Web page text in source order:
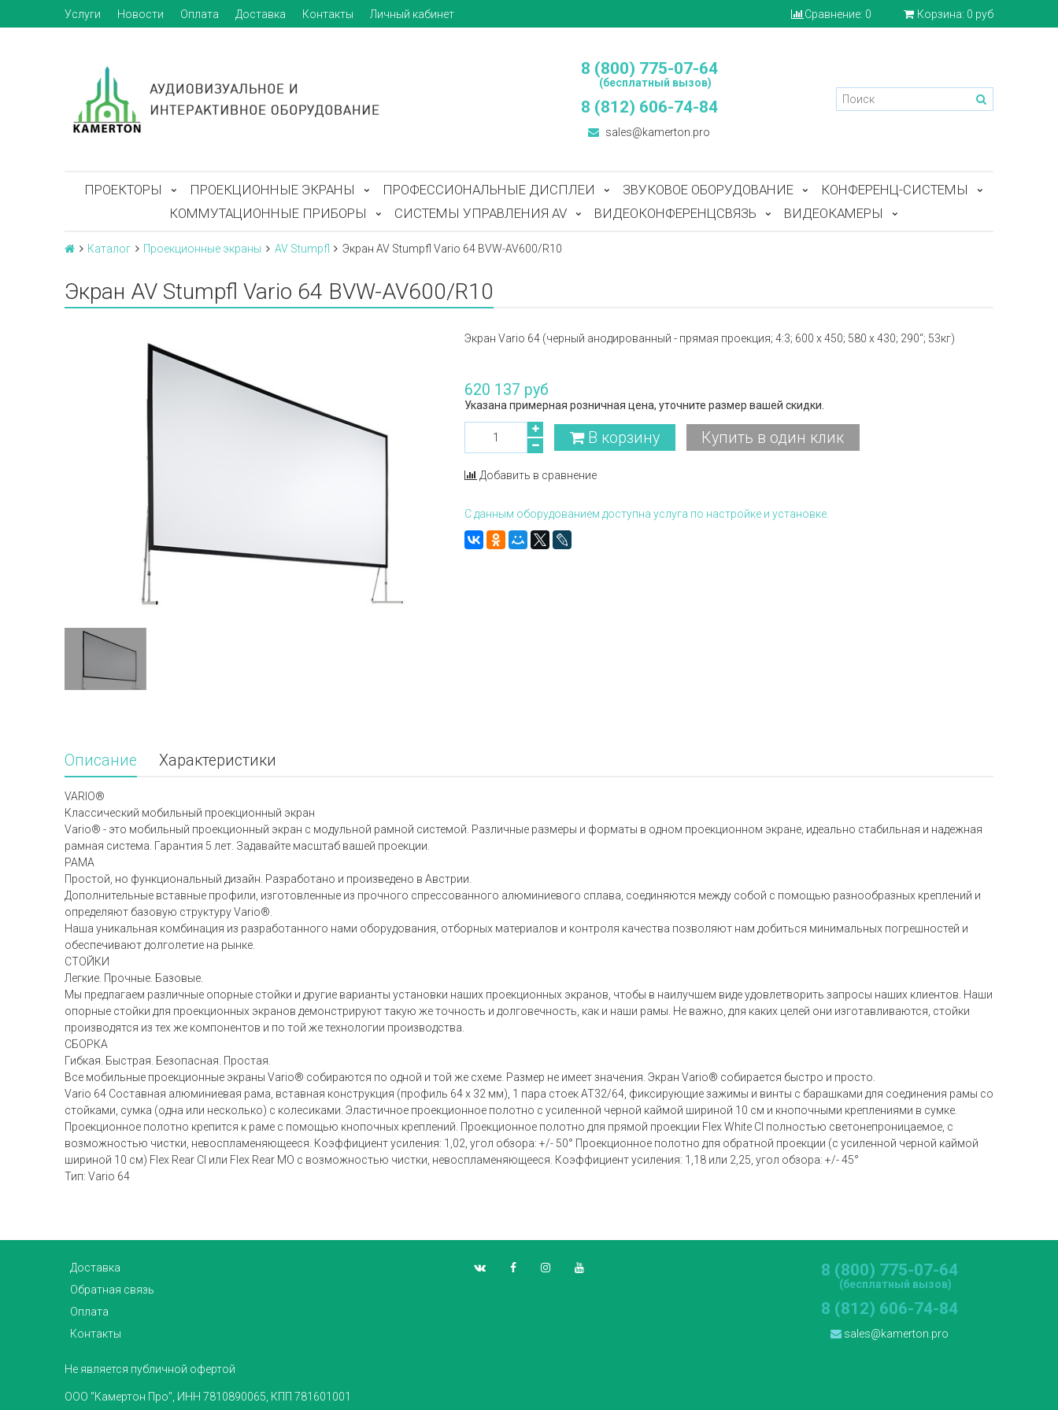
Услуги Новости Оплата Доставка Контакты Личный кабинет Сравнение: 0 Корзина: 0 руб
8 (800) 775-07-64
(бесплатный вызов)
8 (812) 606-74-84
sales@kamerton.pro
ПРОЕКТОРЫ ПРОЕКЦИОННЫЕ ЭКРАНЫ ПРОФЕССИОНАЛЬНЫЕ ДИСПЛЕИ ЗВУКОВОЕ ОБОРУДОВАНИЕ
КОНФЕРЕНЦ-СИСТЕМЫ
КОММУТАЦИОННЫЕ ПРИБОРЫ
СИСТЕМЫ УПРАВЛЕНИЯ AV ВИДЕОКОНФЕРЕНЦСВЯЗЬ ВИДЕОКАМЕРЫ
Каталог Проекционные экраны AV Stumpfl Экран AV Stumpfl Vario 64 BVW-AV600/R10
Экран AV Stumpfl Vario 64 BVW-AV600/R10
Экран Vario 64 (черный анодированный - прямая проекция; 4:3; 600 x 450; 580 x 430; 290“; 53кг)
620 137 руб
Указана примерная розничная цена, уточните размер вашей скидки.
В корзину Купить в один клик
Добавить в сравнение
С данным оборудованием доступна услуга по настройке и установке.
Описание Характеристики
VARIO®
Классический мобильный проекционный экран
Vario® - это мобильный проекционный экран с модульной рамной системой. Различные размеры и форматы в одном проекционном экране, идеально стабильная и надежная
рамная система. Гарантия 5 лет. Задавайте масштаб вашей проекции.
РАМА
Простой, но функциональный дизайн. Разработано и произведено в Австрии.
Дополнительные вставные профили, изготовленные из прочного спрессованного алюминиевого сплава, соединяются между собой с помощью разнообразных креплений и
определяют базовую структуру Vario®.
Наша уникальная комбинация из разработанного нами оборудования, отборных материалов и контроля качества позволяют нам добиться минимальных погрешностей и
обеспечивают долголетие на рынке.
СТОЙКИ
Легкие. Прочные. Базовые.
Мы предлагаем различные опорные стойки и другие варианты установки наших проекционных экранов, чтобы в наилучшем виде удовлетворить запросы наших клиентов. Наши
опорные стойки для проекционных экранов демонстрируют такую же точность и долговечность, как и наши рамы. Не важно, для каких целей они изготавливаются, стойки
производятся из тех же компонентов и по той же технологии производства.
СБОРКА
Гибкая. Быстрая. Безопасная. Простая.
Все мобильные проекционные экраны Vario® собираются по одной и той же схеме. Размер не имеет значения. Экран Vario® собирается быстро и просто.
Vario 64 Составная алюминиевая рама, вставная конструкция (профиль 64 x 32 мм), 1 пара стоек AT32/64, фиксирующие зажимы и винты с барашками для соединения рамы со
стойками, сумка (одна или несколько) с колесиками. Эластичное проекционное полотно с усиленной черной каймой шириной 10 см и кнопочными креплениями в сумке.
Проекционное полотно крепится к раме с помощью кнопочных креплений. Проекционное полотно для прямой проекции Flex White CI полностью светонепроницаемое, с
возможностью чистки, невоспламеняющееся. Коэффициент усиления: 1,02, угол обзора: +/- 50° Проекционное полотно для обратной проекции (с усиленной черной каймой
шириной 10 см) Flex Rear CI или Flex Rear MO с возможностью чистки, невоспламеняющееся. Коэффициент усиления: 1,18 или 2,25, угол обзора: +/- 45°
Тип: Vario 64
Доставка
Обратная связь
Оплата
Контакты
8 (800) 775-07-64
(бесплатный вызов)
8 (812) 606-74-84
sales@kamerton.pro
Не является публичной офертой
ООО "Камертон Про", ИНН 7810890065, КПП 781601001